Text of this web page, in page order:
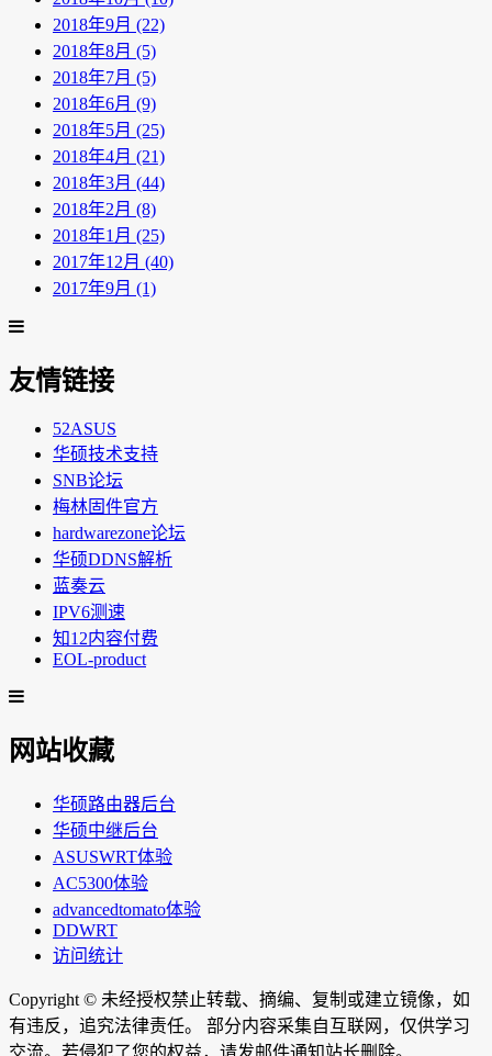
2018年9月 (22)
2018年8月 (5)
2018年7月 (5)
2018年6月 (9)
2018年5月 (25)
2018年4月 (21)
2018年3月 (44)
2018年2月 (8)
2018年1月 (25)
2017年12月 (40)
2017年9月 (1)
友情链接
52ASUS
华硕技术支持
SNB论坛
梅林固件官方
hardwarezone论坛
华硕DDNS解析
蓝奏云
IPV6测速
知12内容付费
EOL-product
网站收藏
华硕路由器后台
华硕中继后台
ASUSWRT体验
AC5300体验
advancedtomato体验
DDWRT
访问统计
Copyright © 未经授权禁止转载、摘编、复制或建立镜像，如
有违反，追究法律责任。 部分内容采集自互联网，仅供学习
交流。若侵犯了您的权益，请发邮件通知站长删除。